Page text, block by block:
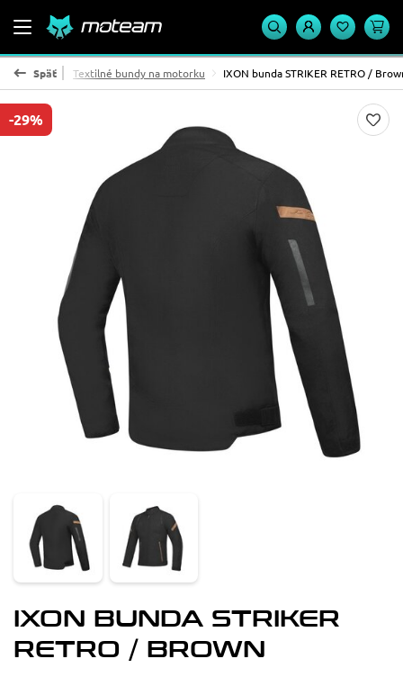
Späť
bundy Textilné bundy na motorku IXON bunda STRIKER RETRO /
-29%
IXON BUNDA STRIKER
RETRO / BROWN